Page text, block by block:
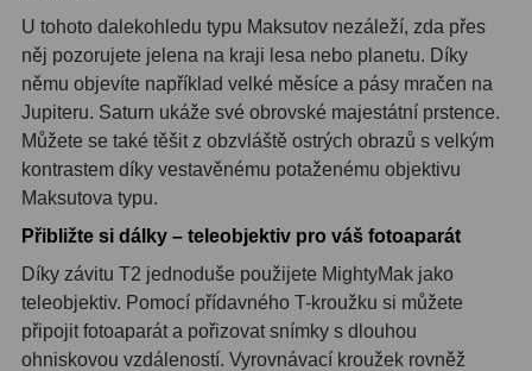
Proti světelnému znečištění6
Barevné66
AstroFoto284
Planetární kamery
Deep-Sky kamery 28
Guiding kamery
T-kroužky16
U tohoto dalekohledu typu Maksutov nezáleží, zda přes
něj pozorujete jelena na kraji lesa nebo planetu. Díky
němu objevíte například velké měsíce a pásy mračen na
Jupiteru. Saturn ukáže své obrovské majestátní prstence.
Můžete se také těšit z obzvláště ostrých obrazů s velkým
kontrastem díky vestavěnému potaženému objektivu
Maksutova typu.
Přibližte si dálky – teleobjektiv pro váš fotoaparát
Díky závitu T2 jednoduše použijete MightyMak jako
teleobjektiv. Pomocí přídavného T-kroužku si můžete
připojit fotoaparát a pořizovat snímky s dlouhou
ohniskovou vzdáleností. Vyrovnávací kroužek rovněž